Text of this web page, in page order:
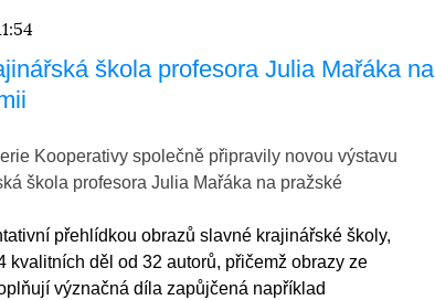
škola profesora Julia Mařáka na
Kooperativy společně připravily novou výstavu
škola profesora Julia Mařáka na pražské
přehlídkou obrazů slavné krajinářské školy,
kvalitních děl od 32 autorů, přičemž obrazy ze
význačná díla zapůjčená například